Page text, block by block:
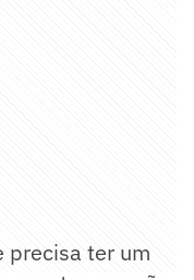
precisa ter um